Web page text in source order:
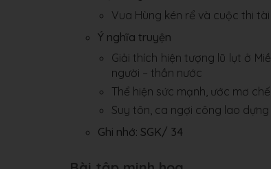
Vua Hùng kén rể và cuộc thi
Ý nghĩa truyện
Giải thích hiện tượng lũ lụt ở
người – thần nước
Thể hiện sức mạnh, ước mơ
Suy tôn, ca ngợi công lao
Ghi nhớ: SGK/ 34